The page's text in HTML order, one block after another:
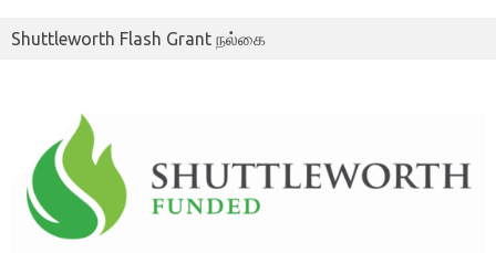
Shuttleworth Flash Grant நல்கை